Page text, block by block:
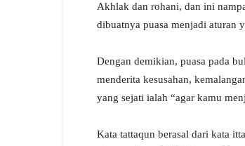
Akhlak dan rohani, dan ini
dibuatnya puasa menjadi aturan
Dengan demikian, puasa pada
menderita kesusahan,
yang sejati ialah “agar kamu
Kata tattaqun berasal dari kata